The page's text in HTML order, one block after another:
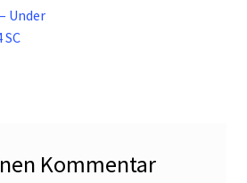
Under
Kommentar